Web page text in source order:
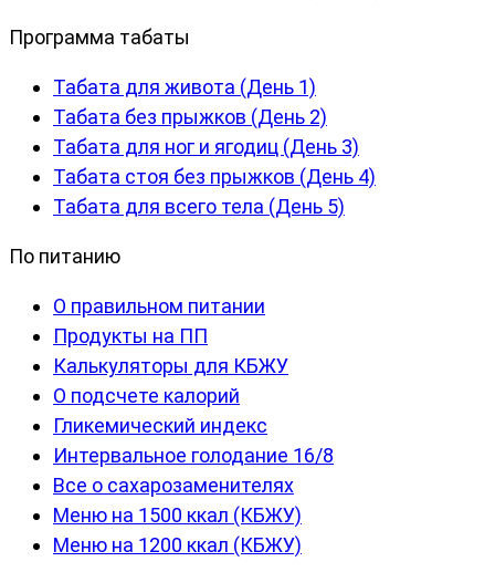
Программа табаты
Табата для живота (День 1)
Табата без прыжков (День 2)
Табата для ног и ягодиц (День 3)
Табата стоя без прыжков (День 4)
Табата для всего тела (День 5)
По питанию
О правильном питании
Продукты на ПП
Калькуляторы для КБЖУ
О подсчете калорий
Гликемический индекс
Интервальное голодание 16/8
Все о сахарозаменителях
Меню на 1500 ккал (КБЖУ)
Меню на 1200 ккал (КБЖУ)